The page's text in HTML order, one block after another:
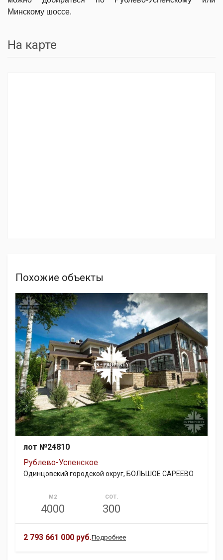
Минскому шоссе.
На карте
Похожие объекты
лот №24810
Рублево-Успенское
Одинцовский городской округ, БОЛЬШОЕ САРЕЕВО
М2
4000
СОТ.
300
2 793 661 000 руб.Подробнее